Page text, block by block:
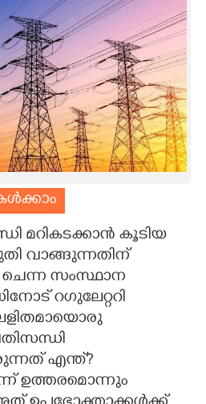
മറികടക്കാൻ കൂടിയ
വാങ്ങുന്നതിന്
സംസ്ഥാന
റഗുലേറ്ററി
എന്ത്?
ഉത്തരമൊന്നും